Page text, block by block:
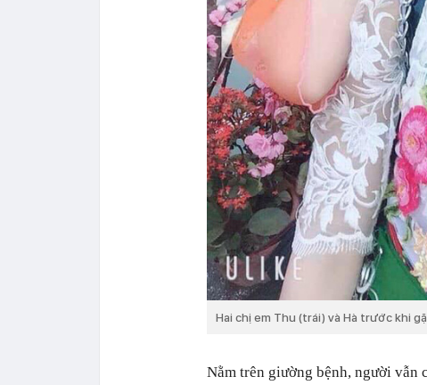
Hai chị em Thu (trái) và Hà trước khi
Nằm trên giường bệnh, người vẫn